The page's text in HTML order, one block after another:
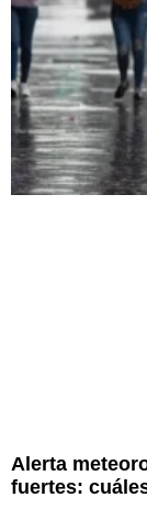
Alerta
fuertes: